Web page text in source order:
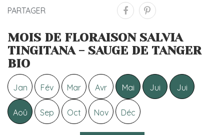
PARTAGER
MOIS DE FLORAISON SALVIA
TINGITANA - SAUGE DE TANGER
BIO
Jan Fév Mar Avr Mai Jui Jui
Aoû Sep Oct Nov Déc